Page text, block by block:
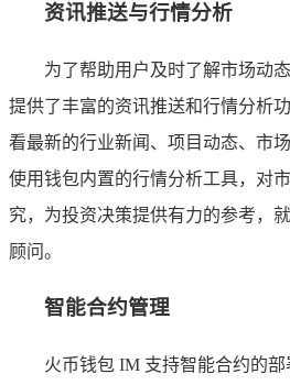
资讯推送与行情分析
为了帮助用户及时了解市场动
提供了丰富的资讯推送和行情分析
看最新的行业新闻、项目动态、市
使用钱包内置的行情分析工具，对
究，为投资决策提供有力的参考，
顾问。
智能合约管理
火币钱包 IM 支持智能合约的